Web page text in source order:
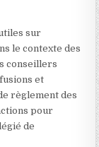
sur
le contexte des
conseillers
et
règlement des
pour
de